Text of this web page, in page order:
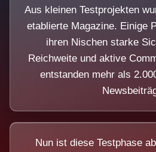
Aus kleinen Testprojekten
etablierte Magazine. Einige
ihren Nischen starke
Reichweite und aktive
entstanden mehr als
Nun ist diese Testphase